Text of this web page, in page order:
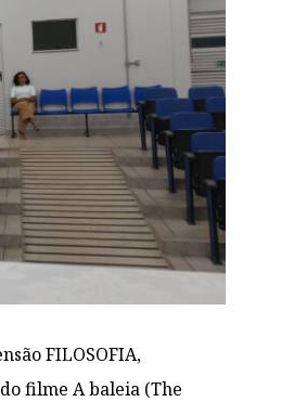
FILOSOFIA,
filme A baleia (The